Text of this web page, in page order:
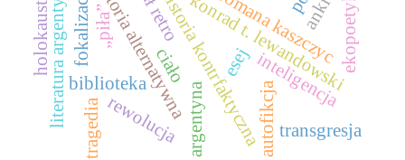
historia alternatywnahistoria kontrfaktyczna
konrad t. lewandowski
esejinteligencja
biblioteka
romana kaszczycekopoetyka
fokalizacja
autofikcja
argentyna
literatura argentyńska tragedia transgresja
rewolucja
ciało
„piła”
holokaust